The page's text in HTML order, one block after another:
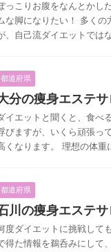
っこりお腹をなんとかし
な脚になりたい！ 多く
、自己流ダイエットでは
都道府県
分の痩身エステ
イエットと聞くと、食べ
びますが、いくら頑張っ
くなります。 理想の体重
都道府県
川の痩身エステ
度ダイエットに挑戦して
得た情報を鵜呑みにして